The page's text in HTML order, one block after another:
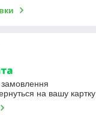
на вашу картку